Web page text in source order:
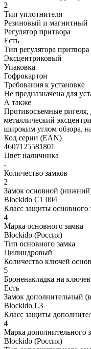
2
Тип уплотнителя
Резиновый и магнитный
Регулятор притвора
Есть
Тип регулятора притвора
Эксцентриковый
Упаковка
Гофрокартон
Требования к установке
Не предназначена для
А также
Противосъемные ригеля,
металлический
широким углом обзора,
Код серии (EAN)
4607125581801
Цвет наличника
-
Количество замков
2
Замок основной
Blockido C1 004
Класс защиты основного
4
Марка основного замка
Blockido (Россия)
Тип основного замка
Цилиндровый
Количество ключей
5
Броненакладка на
Есть
Замок дополнительный
Blockido L3
Класс защиты
4
Марка дополнительного
Blockido (Россия)